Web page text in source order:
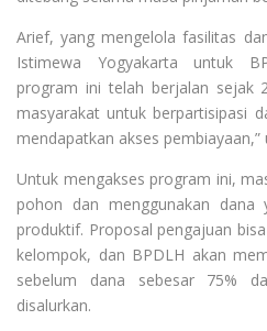
Arief, yang mengelola fasilitas
Istimewa Yogyakarta untuk
program ini telah berjalan sejak
masyarakat untuk berpartisipasi
mendapatkan akses pembiayaan,”
Untuk mengakses program ini,
pohon dan menggunakan dana
produktif. Proposal pengajuan
kelompok, dan BPDLH akan
sebelum dana sebesar 75%
disalurkan.